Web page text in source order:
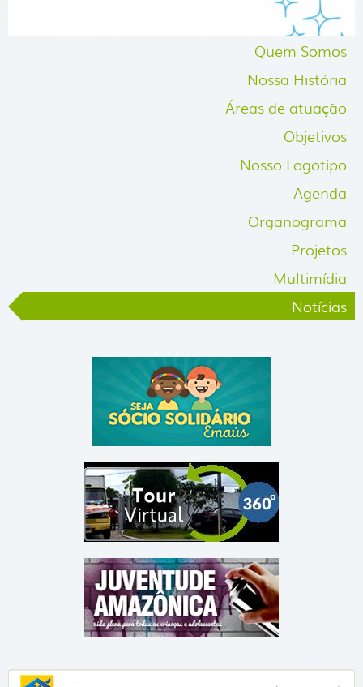
Quem Somos
Nossa História
Áreas de atuação
Objetivos
Nosso Logotipo
Agenda
Organograma
Projetos
Multimídia
Notícias